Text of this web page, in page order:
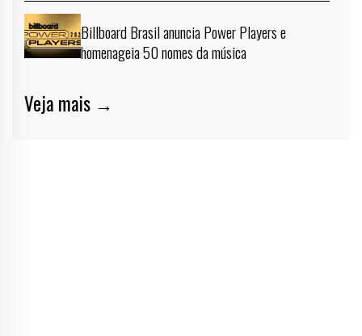
Billboard Brasil anuncia Power Players e
homenageia 50 nomes da música
Veja mais →